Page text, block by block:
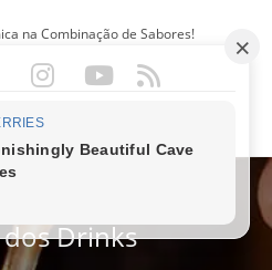
na Combinação de Sabores!
PORTUGUÊS
Drinks